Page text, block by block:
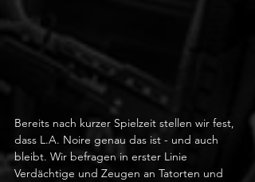
Bereits nach kurzer Spielzeit stellen wir fest,
dass L.A. Noire genau das ist - und auch
bleibt. Wir befragen in erster Linie
Verdächtige und Zeugen an Tatorten und